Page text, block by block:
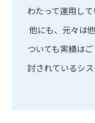
わたって運用して
他にも、元々は
ついても実績は
討されているシ